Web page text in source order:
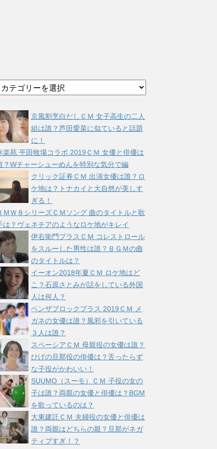
京風割烹白だしＣＭ 女子高生の二人
組は誰？芦田愛菜に似ていると話題
に！
楽苑 平田牧場コラボ 2019ＣＭ 女優と俳優は
？Wチャーシューめんを特別な気分で編
クリック証券ＣＭ 出演女優は誰？ロ
ケ地は？トナカイと大自然が美しす
ぎる！
ＭＷ８シリーズＣＭソング 曲のタイトルと歌
は？ヴェネチアのようなロケ地がキレイ
伊右衛門プラスＣＭ コレストロール
をスルーした男性は誰？ＢＧＭの曲
のタイトルは？
イーオン2018年夏ＣＭ ロケ地はど
こ？石原さとみが話をしている外国
人は何人？
ベンザブロックプラス 2019ＣＭ メ
ガネの女優は誰？風邪を引いている
３人は誰？
スペーシアＣＭ 母親役の女優は誰？
ひげの旦那役の俳優は？舌ったらず
な子役がかわいい！
SUUMO（スーモ）ＣＭ 子役の女の
子は誰？両親の女優と俳優は？BGM
を歌っているのは？
大東建託ＣＭ 夫婦役の女優と俳優は
誰？両親はどちらの親？旦那がネガ
ティブすぎ！？